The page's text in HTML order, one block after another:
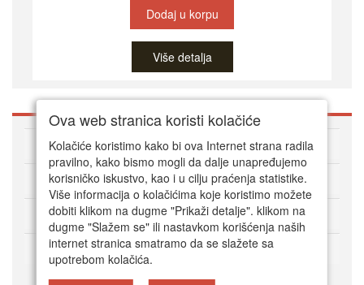
Dodaj u korpu
Više detalja
O DVD Zoni
Kako kupovati online
Korisnički servis
Način plaćanja
Ova web stranica koristi kolačiće
Kolačiće koristimo kako bi ova Internet strana radila
pravilno, kako bismo mogli da dalje unapređujemo
korisničko iskustvo, kao i u cilju praćenja statistike.
Više informacija o kolačićima koje koristimo možete
dobiti klikom na dugme "Prikaži detalje". klikom na
dugme "Slažem se" ili nastavkom korišćenja naših
internet stranica smatramo da se slažete sa
upotrebom kolačića.